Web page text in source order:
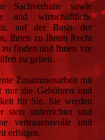
Sachverhalte sowie
und wirtschaftliche
auf der Basis der
Ihnen zu Ihrem Recht
finden und Ihnen vor
zu geben.
Zusammenarbeit mit
nur die Gebühren und
für Sie. Sie werden
stets unterrichtet und
vertrauensvolle und
erfolgen.